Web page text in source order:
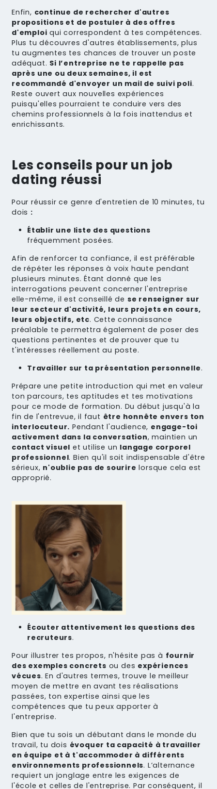
Enfin, continue de rechercher d'autres
propositions et de postuler à des offres
d'emploi qui correspondent à tes compétences.
Plus tu découvres d'autres établissements, plus
tu augmentes tes chances de trouver un poste
adéquat. Si l’entreprise ne te rappelle pas
après une ou deux semaines, il est
recommandé d'envoyer un mail de suivi poli.
Reste ouvert aux nouvelles expériences
puisqu'elles pourraient te conduire vers des
chemins professionnels à la fois inattendus et
enrichissants.
Les conseils pour un job
dating réussi
Pour réussir ce genre d'entretien de 10 minutes, tu
dois :
Établir une liste des questions
fréquemment posées.
Afin de renforcer ta confiance, il est préférable
de répéter les réponses à voix haute pendant
plusieurs minutes. Étant donné que les
interrogations peuvent concerner l'entreprise
elle-même, il est conseillé de se renseigner sur
leur secteur d'activité, leurs projets en cours,
leurs objectifs, etc. Cette connaissance
préalable te permettra également de poser des
questions pertinentes et de prouver que tu
t'intéresses réellement au poste.
Travailler sur ta présentation personnelle.
Prépare une petite introduction qui met en valeur
ton parcours, tes aptitudes et tes motivations
pour ce mode de formation. Du début jusqu'à la
fin de l'entrevue, il faut être honnête envers ton
interlocuteur. Pendant l'audience, engage-toi
activement dans la conversation, maintien un
contact visuel et utilise un langage corporel
professionnel. Bien qu'il soit indispensable d'être
sérieux, n'oublie pas de sourire lorsque cela est
approprié.
Écouter attentivement les questions des
recruteurs.
Pour illustrer tes propos, n'hésite pas à fournir
des exemples concrets ou des expériences
vécues. En d'autres termes, trouve le meilleur
moyen de mettre en avant tes réalisations
passées, ton expertise ainsi que les
compétences que tu peux apporter à
l'entreprise.
Bien que tu sois un débutant dans le monde du
travail, tu dois évoquer ta capacité à travailler
en équipe et à t'accommoder à différents
environnements professionnels. L’alternance
requiert un jonglage entre les exigences de
l'école et celles de l'entreprise. Par conséquent, il